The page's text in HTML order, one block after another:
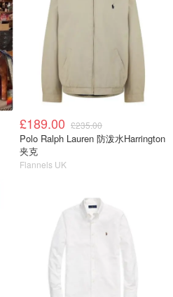
£189.00 £235.00
Polo Ralph Lauren 防泼水Harrington
夹克
Flannels UK